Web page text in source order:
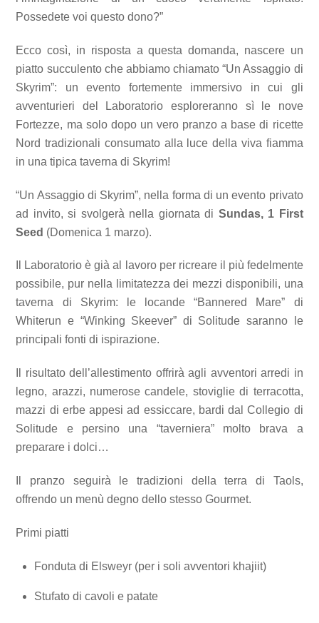
Possedete voi questo dono?”
Ecco così, in risposta a questa domanda, nascere un
piatto succulento che abbiamo chiamato “Un Assaggio di
Skyrim”: un evento fortemente immersivo in cui gli
avventurieri del Laboratorio esploreranno sì le nove
Fortezze, ma solo dopo un vero pranzo a base di ricette
Nord tradizionali consumato alla luce della viva fiamma
in una tipica taverna di Skyrim!
“Un Assaggio di Skyrim”, nella forma di un evento privato
ad invito, si svolgerà nella giornata di Sundas, 1 First
Seed (Domenica 1 marzo).
Il Laboratorio è già al lavoro per ricreare il più fedelmente
possibile, pur nella limitatezza dei mezzi disponibili, una
taverna di Skyrim: le locande “Bannered Mare” di
Whiterun e “Winking Skeever” di Solitude saranno le
principali fonti di ispirazione.
Il risultato dell’allestimento offrirà agli avventori arredi in
legno, arazzi, numerose candele, stoviglie di terracotta,
mazzi di erbe appesi ad essiccare, bardi dal Collegio di
Solitude e persino una “taverniera” molto brava a
preparare i dolci…
Il pranzo seguirà le tradizioni della terra di Taols,
offrendo un menù degno dello stesso Gourmet.
Primi piatti
Fonduta di Elsweyr (per i soli avventori khajiit)
Stufato di cavoli e patate